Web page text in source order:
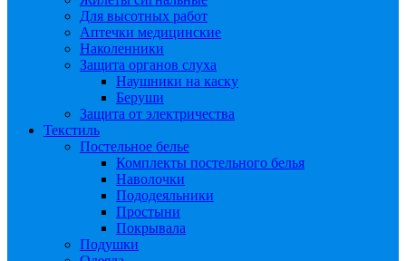
Для высотных работ
Аптечки медицинские
Наколенники
Защита органов слуха
Наушники на каску
Беруши
Защита от электричества
Текстиль
Постельное белье
Комплекты постельного белья
Наволочки
Пододеяльники
Простыни
Покрывала
Подушки